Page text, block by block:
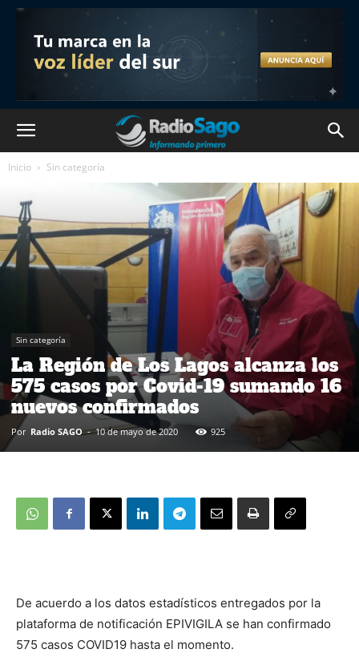
Inicio Sin categoría
Sin categoría
La Región de Los Lagos alcanza los
575 casos por Covid-19 sumando 16
nuevos confirmados
Por Radio SAGO - 10 de mayo de 2020 925
De acuerdo a los datos estadísticos entregados por la
plataforma de notificación EPIVIGILA se han confirmado
575 casos COVID19 hasta el momento.